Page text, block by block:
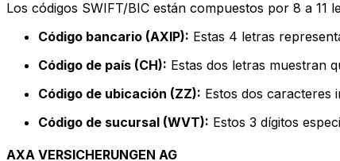
Los códigos SWIFT/BIC están compuestos por 8 a
Código bancario (AXIP): Estas 4 letras
Código de país (CH): Estas dos letras muestran
Código de ubicación (ZZ): Estos dos caracteres
Código de sucursal (WVT): Estos 3 dígitos
AXA VERSICHERUNGEN AG